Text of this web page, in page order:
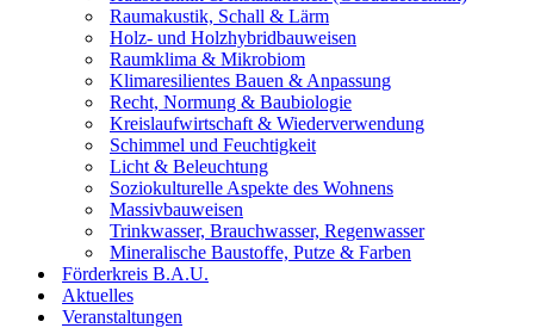
Raumakustik, Schall & Lärm
Holz- und Holzhybridbauweisen
Raumklima & Mikrobiom
Klimaresilientes Bauen & Anpassung
Recht, Normung & Baubiologie
Kreislaufwirtschaft & Wiederverwendung
Schimmel und Feuchtigkeit
Licht & Beleuchtung
Soziokulturelle Aspekte des Wohnens
Massivbauweisen
Trinkwasser, Brauchwasser, Regenwasser
Mineralische Baustoffe, Putze & Farben
Förderkreis B.A.U.
Aktuelles
Veranstaltungen